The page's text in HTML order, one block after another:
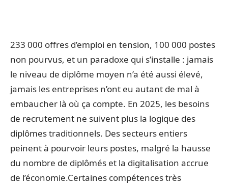
233 000 offres d’emploi en tension, 100 000 postes
non pourvus, et un paradoxe qui s’installe : jamais
le niveau de diplôme moyen n’a été aussi élevé,
jamais les entreprises n’ont eu autant de mal à
embaucher là où ça compte. En 2025, les besoins
de recrutement ne suivent plus la logique des
diplômes traditionnels. Des secteurs entiers
peinent à pourvoir leurs postes, malgré la hausse
du nombre de diplômés et la digitalisation accrue
de l’économie.Certaines compétences très